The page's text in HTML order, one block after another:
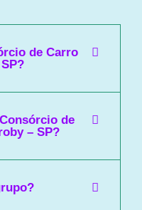
de Carro
de
– SP?